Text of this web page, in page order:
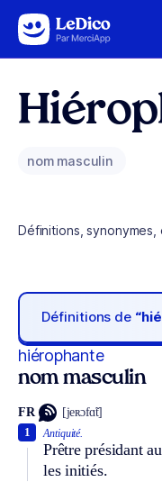
Aller au contenu
nom masculin
Définitions,
Définitions de
hiérophante
nom masculin
FR [jeʀɔfɑ̃t]
Antiquité.
Prêtre présidant
les initiés.
1